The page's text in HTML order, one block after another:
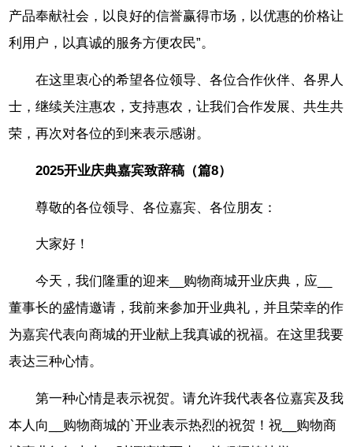
产品奉献社会，以良好的信誉赢得市场，以优惠的价格让
利用户，以真诚的服务方便农民”。
在这里衷心的希望各位领导、各位合作伙伴、各界人
士，继续关注惠农，支持惠农，让我们合作发展、共生共
荣，再次对各位的到来表示感谢。
2025开业庆典嘉宾致辞稿（篇8）
尊敬的各位领导、各位嘉宾、各位朋友：
大家好！
今天，我们隆重的迎来__购物商城开业庆典，应__
董事长的盛情邀请，我前来参加开业典礼，并且荣幸的作
为嘉宾代表向商城的开业献上我真诚的祝福。在这里我要
表达三种心情。
第一种心情是表示祝贺。请允许我代表各位嘉宾及我
本人向__购物商城的`开业表示热烈的祝贺！祝__购物商